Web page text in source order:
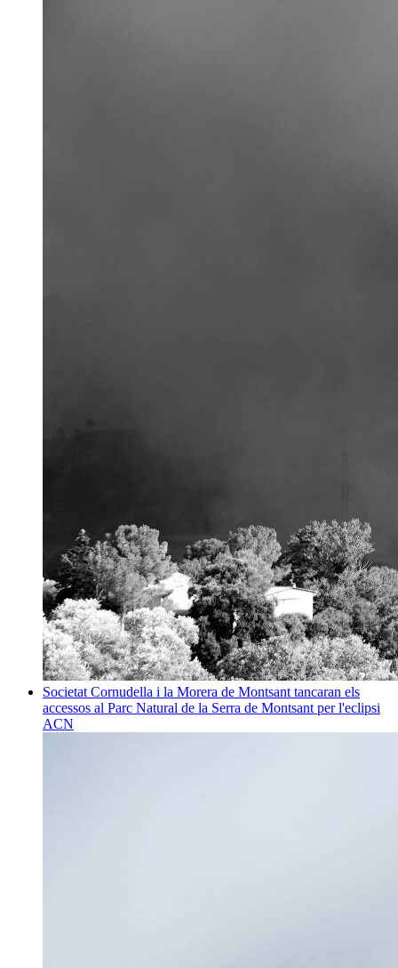
Societat Cornudella i la Morera de Montsant tancaran els
accessos al Parc Natural de la Serra de Montsant per l'eclipsi
ACN